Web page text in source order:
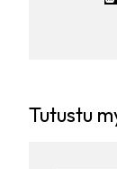
Tutustu